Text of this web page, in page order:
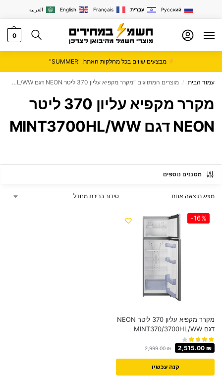
العربية English Français עִבְרִית Русский
0
מבצעים שווים בכל מחלקות האתר! "SUMMER"
עמוד הבית / מוצרים המתויגים “מקרר מקפיא עליון 370 ליטר NEON דגם MINT3700HL/WW”
מקרר מקפיא עליון 370 ליטר
NEON דגם MINT3700HL/WW
מסננים נוספים
מציג תוצאה אחת
-16%
מקרר מקפיא עליון 370 ליטר NEON
דגם MINT370/3700HL/WW
2,999.00₪ 2,515.00 ₪
קנה עכשיו